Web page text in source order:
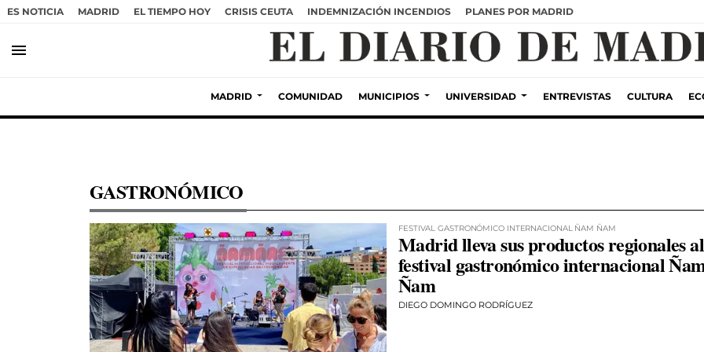
ES NOTICIA MADRID EL TIEMPO HOY CRISIS CEUTA INDEMNIZACIÓN INCENDIOS PLANES POR MADRID
menu
MADRID COMUNIDAD MUNICIPIOS UNIVERSIDAD ENTREVISTAS CULTURA
GASTRONÓMICO
FESTIVAL GASTRONÓMICO INTERNACIONAL ÑAM ÑAM
Madrid lleva sus productos regionales al
festival gastronómico internacional
Ñam
DIEGO DOMINGO RODRÍGUEZ